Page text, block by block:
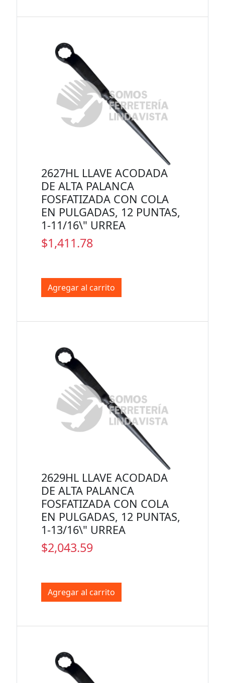
2627HL LLAVE ACODADA
DE ALTA PALANCA
FOSFATIZADA CON COLA
EN PULGADAS, 12 PUNTAS,
1-11/16\" URREA
$1,411.78
Agregar al carrito
2629HL LLAVE ACODADA
DE ALTA PALANCA
FOSFATIZADA CON COLA
EN PULGADAS, 12 PUNTAS,
1-13/16\" URREA
$2,043.59
Agregar al carrito